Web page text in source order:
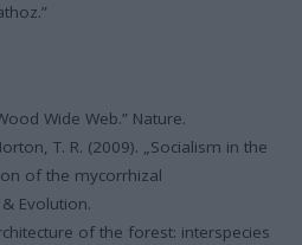
Wide Web.” Nature.
T. R. (2009). „Socialism in the
of the mycorrhizal
Evolution.
of the forest: interspecies